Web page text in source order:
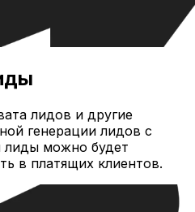
лидов и другие
генерации лидов с
лиды можно будет
в платящих клиентов.